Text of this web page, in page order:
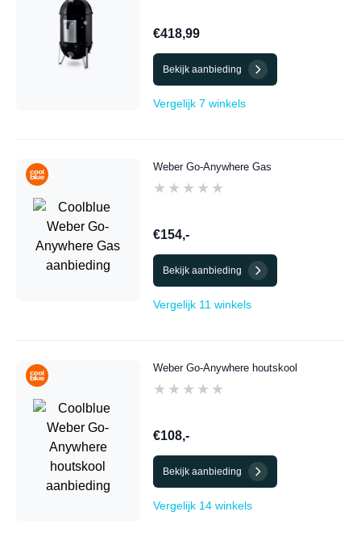
€418,99
Bekijk aanbieding
Vergelijk 7 winkels
Weber Go-Anywhere Gas
★★★★★
★★★★★
€154,-
Bekijk aanbieding
Vergelijk 11 winkels
Weber Go-Anywhere houtskool
★★★★★
★★★★★
€108,-
Bekijk aanbieding
Vergelijk 14 winkels